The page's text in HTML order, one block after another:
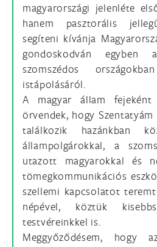
magyarországi jelenléte
hanem pasztorális
segíteni kívánja
gondoskodván
szomszédos
istápolásáról.
A magyar állam fejeként
örvendek, hogy
találkozik hazánkban
állampolgárokkal, a
utazott magyarokkal és
tömegkommunikációs
szellemi kapcsolatot
népével, köztük
testvéreinkkel is.
Meggyőződésem, hogy